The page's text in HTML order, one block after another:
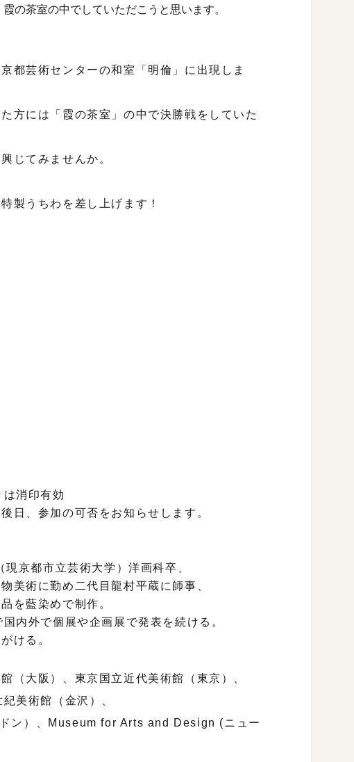
の茶室の中でしていただこうと思います。
都芸術センターの和室「明倫」に出現しま
方には「霞の茶室」の中で決勝戦をしていた
じてみませんか。
製うちわを差し上げます！
消印有効
日、参加の可否をお知らせします。
京都市立芸術大学）洋画科卒、
美術に勤め二代目龍村平蔵に師事、
を藍染めで制作。
内外で個展や企画展で発表を続ける。
ける。
（大阪）、東京国立近代美術館（東京）、
美術館（金沢）、
ン）、Museum for Arts and Design (ニュー